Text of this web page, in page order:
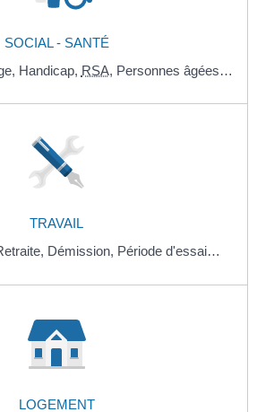
SOCIAL - SANTÉ
Handicap, RSA, Personnes âgées…
TRAVAIL
Démission, Période d'essai…
LOGEMENT